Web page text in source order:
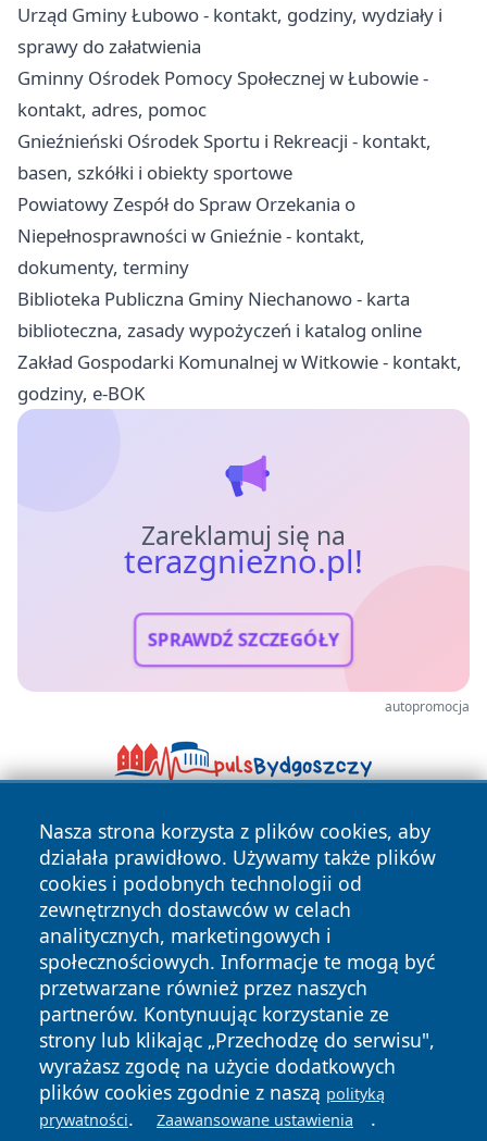
Urząd Gminy Łubowo - kontakt, godziny, wydziały i
sprawy do załatwienia
Gminny Ośrodek Pomocy Społecznej w Łubowie -
kontakt, adres, pomoc
Gnieźnieński Ośrodek Sportu i Rekreacji - kontakt,
basen, szkółki i obiekty sportowe
Powiatowy Zespół do Spraw Orzekania o
Niepełnosprawności w Gnieźnie - kontakt,
dokumenty, terminy
Biblioteka Publiczna Gminy Niechanowo - karta
biblioteczna, zasady wypożyczeń i katalog online
Zakład Gospodarki Komunalnej w Witkowie - kontakt,
godziny, e-BOK
Zareklamuj się na
terazgniezno.pl!
SPRAWDŹ SZCZEGÓŁY
autopromocja
Nasza strona korzysta z plików cookies, aby
działała prawidłowo. Używamy także plików
cookies i podobnych technologii od
zewnętrznych dostawców w celach
analitycznych, marketingowych i
społecznościowych. Informacje te mogą być
przetwarzane również przez naszych
partnerów. Kontynuując korzystanie ze
strony lub klikając „Przechodzę do serwisu",
wyrażasz zgodę na użycie dodatkowych
plików cookies zgodnie z naszą polityką
prywatności. Zaawansowane ustawienia .
Copyright © 2026 terazgniezno.pl Wszystkie prawa
zastrzeżone.
News Autorzy
Polityka
Prywatności
Polityka
Cookies